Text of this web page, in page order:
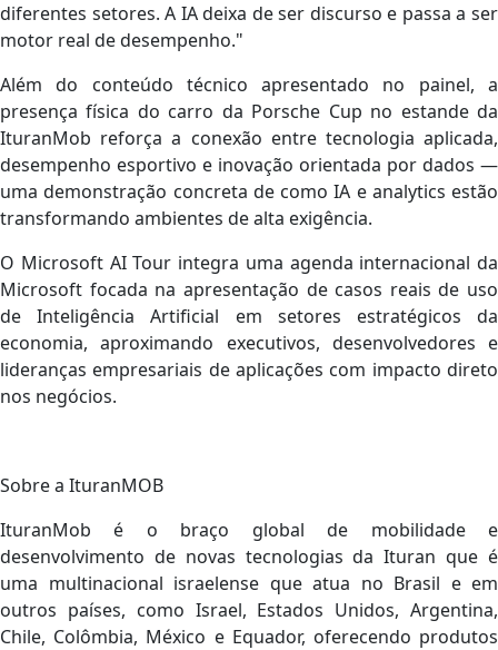
diferentes setores. A IA deixa de ser discurso e passa a ser
motor real de desempenho."
Além do conteúdo técnico apresentado no painel, a
presença física do carro da Porsche Cup no estande da
IturanMob reforça a conexão entre tecnologia aplicada,
desempenho esportivo e inovação orientada por dados —
uma demonstração concreta de como IA e analytics estão
transformando ambientes de alta exigência.
O Microsoft AI Tour integra uma agenda internacional da
Microsoft focada na apresentação de casos reais de uso
de Inteligência Artificial em setores estratégicos da
economia, aproximando executivos, desenvolvedores e
lideranças empresariais de aplicações com impacto direto
nos negócios.
Sobre a IturanMOB
IturanMob é o braço global de mobilidade e
desenvolvimento de novas tecnologias da Ituran que é
uma multinacional israelense que atua no Brasil e em
outros países, como Israel, Estados Unidos, Argentina,
Chile, Colômbia, México e Equador, oferecendo produtos